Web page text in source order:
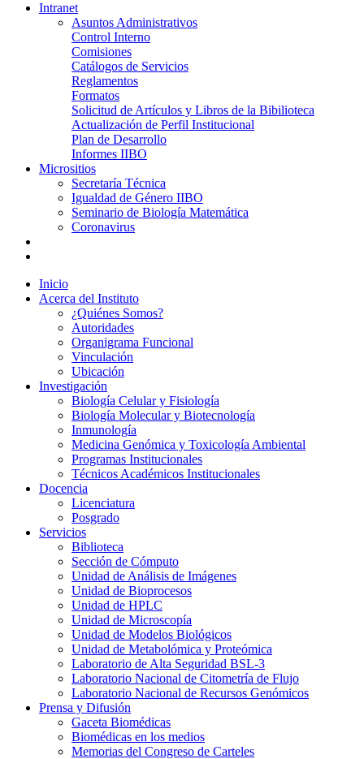
Intranet
Asuntos Administrativos
Control Interno
Comisiones
Catálogos de Servicios
Reglamentos
Formatos
Solicitud de Artículos y Libros de la Bibilioteca
Actualización de Perfil Institucional
Plan de Desarrollo
Informes IIBO
Micrositios
Secretaría Técnica
Igualdad de Género IIBO
Seminario de Biología Matemática
Coronavirus
Inicio
Acerca del Instituto
¿Quiénes Somos?
Autoridades
Organigrama Funcional
Vinculación
Ubicación
Investigación
Biología Celular y Fisiología
Biología Molecular y Biotecnología
Inmunología
Medicina Genómica y Toxicología Ambiental
Programas Institucionales
Técnicos Académicos Institucionales
Docencia
Licenciatura
Posgrado
Servicios
Biblioteca
Sección de Cómputo
Unidad de Análisis de Imágenes
Unidad de Bioprocesos
Unidad de HPLC
Unidad de Microscopía
Unidad de Modelos Biológicos
Unidad de Metabolómica y Proteómica
Laboratorio de Alta Seguridad BSL-3
Laboratorio Nacional de Citometría de Flujo
Laboratorio Nacional de Recursos Genómicos
Prensa y Difusión
Gaceta Biomédicas
Biomédicas en los medios
Memorias del Congreso de Carteles